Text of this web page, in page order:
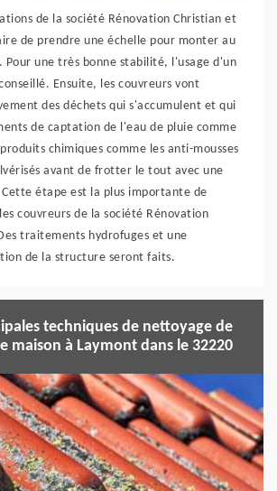
de la société Rénovation Christian et
de prendre une échelle pour monter au
Pour une très bonne stabilité, l'usage d'un
Ensuite, les couvreurs vont
des déchets qui s'accumulent et qui
de captation de l'eau de pluie comme
chimiques comme les anti-mousses
avant de frotter le tout avec une
Cette étape est la plus importante de
couvreurs de la société Rénovation
traitements hydrofuges et une
de la structure seront faits.
techniques de nettoyage de
maison à Laymont dans le 32220